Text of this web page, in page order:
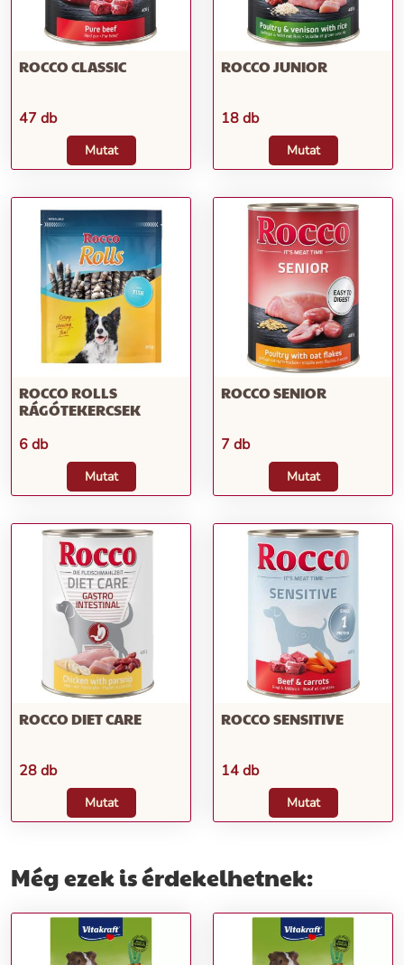
ROCCO CLASSIC
47 db
Mutat
ROCCO JUNIOR
18 db
Mutat
ROCCO ROLLS
RÁGÓTEKERCSEK
6 db
Mutat
ROCCO SENIOR
7 db
Mutat
ROCCO DIET CARE
28 db
Mutat
ROCCO SENSITIVE
14 db
Mutat
Még ezek is érdekelhetnek: